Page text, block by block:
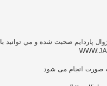
پاردايم صحبت شده و مي توانيد با
صورت انجام می شود